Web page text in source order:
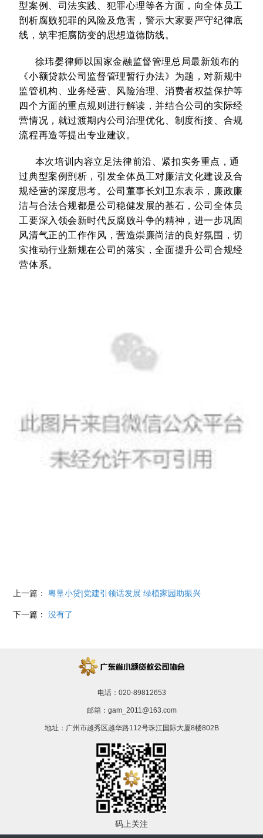
型案例、司法实践、犯罪心理等各方面，向全体员工
剖析腐败犯罪的风险及危害，警示大家要严守纪律底
线，筑牢拒腐防变的思想道德防线。
徐玮婴律师以国家金融监督管理总局最新颁布的
《小额贷款公司监督管理暂行办法》为题，对新规中
监管机构、业务经营、风险治理、消费者权益保护等
四个方面的重点规则进行解读，并结合公司的实际经
营情况，就过渡期内公司治理优化、制度衔接、合规
流程再造等提出专业建议。
本次培训内容立足法律前沿、紧扣实务重点，通
过典型案例剖析，引发全体员工对廉洁文化建设及合
规经营的深度思考。公司董事长刘卫东表示，廉政廉
洁与合法合规都是公司稳健发展的基石，公司全体员
工要深入领会新时代反腐败斗争的精神，进一步巩固
风清气正的工作作风，营造崇廉尚洁的良好氛围，切
实推动行业新规在公司的落实，全面提升公司合规经
营体系。
上一篇： 粤垦小贷|党建引领话发展 绿植家园助振兴
下一篇： 没有了
电话：020-89812653
邮箱：gam_2011@163.com
地址：广州市越秀区越华路112号珠江国际大厦8楼802B
码上关注